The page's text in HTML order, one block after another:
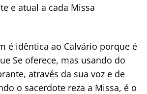
e atual a cada Missa
é idêntica ao Calvário porque é
Se oferece, mas usando do
através da sua voz e de
o sacerdote reza a Missa, é o